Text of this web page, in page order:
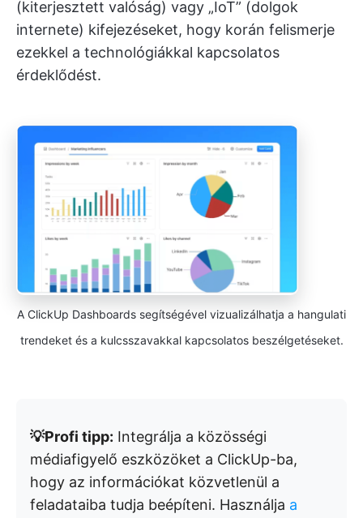
(kiterjesztett valóság) vagy „IoT” (dolgok
internete) kifejezéseket, hogy korán felismerje
ezekkel a technológiákkal kapcsolatos
érdeklődést.
A ClickUp Dashboards segítségével vizualizálhatja a hangulati
trendeket és a kulcsszavakkal kapcsolatos beszélgetéseket.
💡Profi tipp: Integrálja a közösségi
médiafigyelő eszközöket a ClickUp-ba,
hogy az információkat közvetlenül a
feladataiba tudja beépíteni. Használja a